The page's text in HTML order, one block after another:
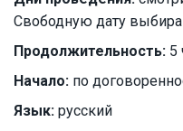
Свободную дату
Продолжительность: 5
Начало: по
Язык: русский